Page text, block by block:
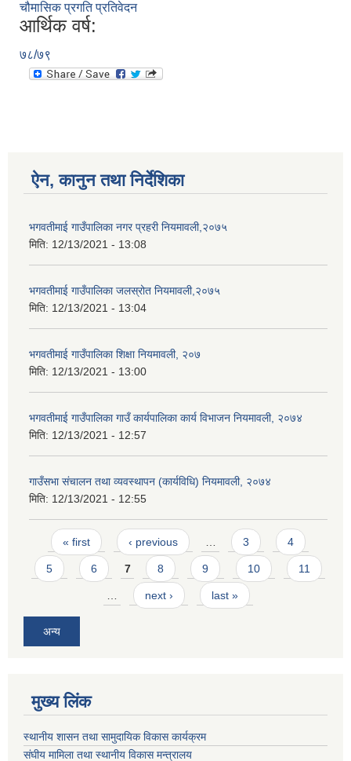
चौमासिक प्रगति प्रतिवेदन
आर्थिक वर्ष:
७८/७९
ऐन, कानुन तथा निर्देशिका
भगवतीमाई गाउँपालिका नगर प्रहरी नियमावली,२०७५
मिति: 12/13/2021 - 13:08
भगवतीमाई गाउँपालिका जलस्रोत नियमावली,२०७५
मिति: 12/13/2021 - 13:04
भगवतीमाई गाउँपालिका शिक्षा नियमावली, २०७
मिति: 12/13/2021 - 13:00
भगवतीमाई गाउँपालिका गाउँ कार्यपालिका कार्य विभाजन नियमावली, २०७४
मिति: 12/13/2021 - 12:57
गाउँसभा संचालन तथा व्यवस्थापन (कार्यविधि) नियमावली, २०७४
मिति: 12/13/2021 - 12:55
Pages
« first ‹ previous 3 4
5 6 7 8 9 10 11
next › last »
अन्य
मुख्य लिंक
स्थानीय शासन तथा सामुदायिक विकास कार्यक्रम
संघीय मामिला तथा स्थानीय विकास मन्त्रालय